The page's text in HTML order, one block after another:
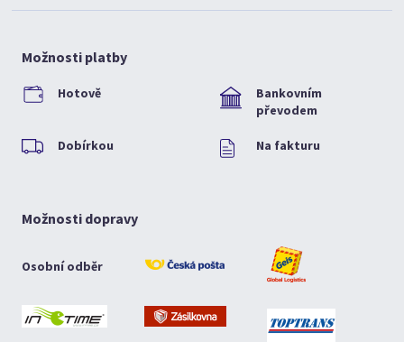
Možnosti platby
Hotově
Bankovním
převodem
Dobírkou Na fakturu
Možnosti dopravy
Osobní odběr